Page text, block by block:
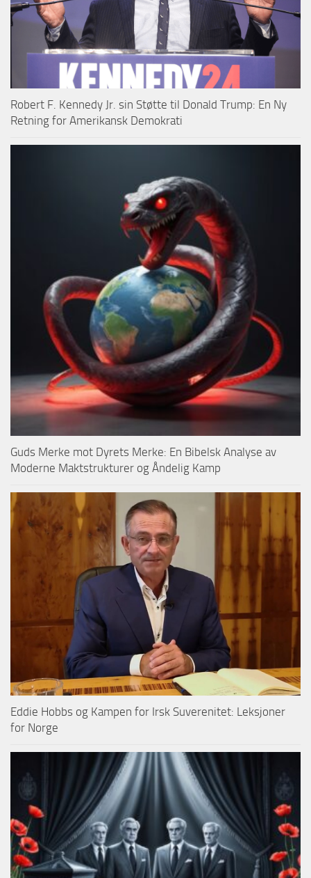
Robert F. Kennedy Jr. sin Støtte til Donald Trump: En Ny
Retning for Amerikansk Demokrati
Guds Merke mot Dyrets Merke: En Bibelsk Analyse av
Moderne Maktstrukturer og Åndelig Kamp
Eddie Hobbs og Kampen for Irsk Suverenitet: Leksjoner
for Norge